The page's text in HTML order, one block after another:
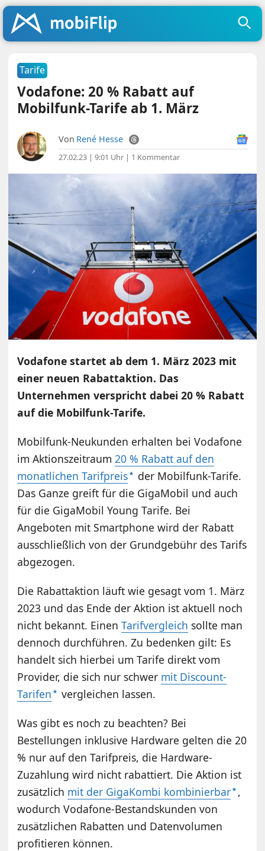
Tarife
Vodafone: 20 % Rabatt auf
Mobilfunk-Tarife ab 1. März
Von René Hesse
27.02.23 | 9:01 Uhr | 1 Kommentar
Vodafone startet ab dem 1. März 2023 mit
einer neuen Rabattaktion. Das
Unternehmen verspricht dabei 20 % Rabatt
auf die Mobilfunk-Tarife.
Mobilfunk-Neukunden erhalten bei Vodafone
im Aktionszeitraum 20 % Rabatt auf den
monatlichen Tarifpreis
der Mobilfunk-Tarife.
Das Ganze greift für die GigaMobil und auch
für die GigaMobil Young Tarife. Bei
Angeboten mit Smartphone wird der Rabatt
ausschließlich von der Grundgebühr des Tarifs
abgezogen.
Die Rabattaktion läuft wie gesagt vom 1. März
2023 und das Ende der Aktion ist aktuell noch
nicht bekannt. EinenTarifvergleich sollte man
dennoch durchführen. Zu bedenken gilt: Es
handelt sich hierbei um Tarife direkt vom
Provider, die sich nur schwer mit Discount-
Tarifen
vergleichen lassen.
Was gibt es noch zu beachten? Bei
Bestellungen inklusive Hardware gelten die 20
% nur auf den Tarifpreis, die Hardware-
Zuzahlung wird nicht rabattiert. Die Aktion ist
zusätzlich mit der GigaKombi kombinierbar ,
wodurch Vodafone-Bestandskunden von
zusätzlichen Rabatten und Datenvolumen
profitieren können.